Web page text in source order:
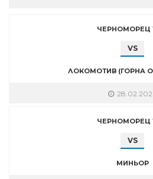
ЧЕРНОМОРЕЦ
VS
ЛОКОМОТИВ (ГОРНА
ЧЕРНОМОРЕЦ
VS
МИНЬОР